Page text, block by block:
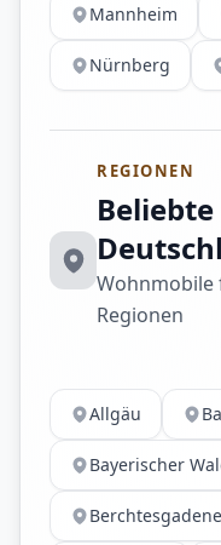
Mannheim
Nürnberg
REGIONEN
Wohnmobile
Regionen
Allgäu
Bayerischer